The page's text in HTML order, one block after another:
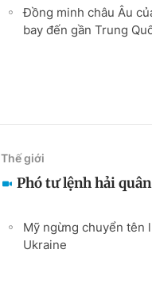
Đồng minh châu Âu
bay đến gần Trung
Thế giới
Phó tư lệnh hải
Mỹ ngừng chuyển tên
Ukraine